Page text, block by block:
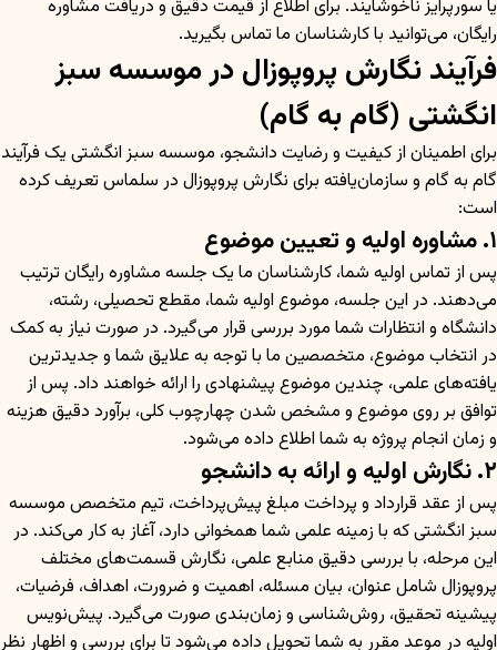
یا سورپرایز ناخوشایند. برای اطلاع از قیمت دقیق و دریافت مشاوره
رایگان، می‌توانید با کارشناسان ما تماس بگیرید.
فرآیند نگارش پروپوزال در موسسه سبز
انگشتی (گام به گام)
برای اطمینان از کیفیت و رضایت دانشجو، موسسه سبز انگشتی یک فرآیند
گام به گام و سازمان‌یافته برای نگارش پروپوزال در سلماس تعریف کرده
است:
۱. مشاوره اولیه و تعیین موضوع
پس از تماس اولیه شما، کارشناسان ما یک جلسه مشاوره رایگان ترتیب
می‌دهند. در این جلسه، موضوع اولیه شما، مقطع تحصیلی، رشته،
دانشگاه و انتظارات شما مورد بررسی قرار می‌گیرد. در صورت نیاز به کمک
در انتخاب موضوع، متخصصین ما با توجه به علایق شما و جدیدترین
یافته‌های علمی، چندین موضوع پیشنهادی را ارائه خواهند داد. پس از
توافق بر روی موضوع و مشخص شدن چهارچوب کلی، برآورد دقیق هزینه
و زمان انجام پروژه به شما اطلاع داده می‌شود.
۲. نگارش اولیه و ارائه به دانشجو
پس از عقد قرارداد و پرداخت مبلغ پیش‌پرداخت، تیم متخصص موسسه
سبز انگشتی که با زمینه علمی شما همخوانی دارد، آغاز به کار می‌کند. در
این مرحله، با بررسی دقیق منابع علمی، نگارش قسمت‌های مختلف
پروپوزال شامل عنوان، بیان مسئله، اهمیت و ضرورت، اهداف، فرضیات،
پیشینه تحقیق، روش‌شناسی و زمان‌بندی صورت می‌گیرد. پیش‌نویس
اولیه در موعد مقرر به شما تحویل داده می‌شود تا برای بررسی و اظهار نظر